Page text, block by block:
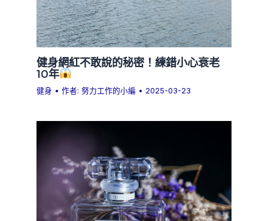
健身網紅不敢說的秘密！練錯小心衰老
10年
健身 • 作者:努力工作的小編 • 2025-03-23